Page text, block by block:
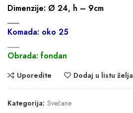
Dimenzije: Ø 24, h – 9cm
___
Komada: oko 25
Obrada: fondan
Uporedite Dodaj u listu želja
Kategorija: Svečane